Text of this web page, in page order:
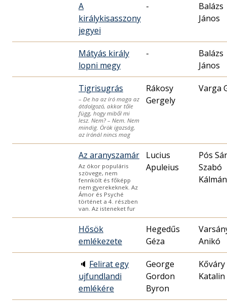
A
királykisasszony
jegyei
-
Balázs
János
Mátyás király
lopni megy
-
Balázs
János
Tigrisugrás
– De ha az író maga az
átdolgozó, akkor tőle
függ, hogy miből mi
lesz. Nem? – Nem. Nem
mindig. Örök igazság,
az írónál nincs mag
Rákosy
Gergely
Varga
Az aranyszamár
Az ókor populáris
szövege, nem
fennkölt és főképp
nem gyerekeknek. Az
Ámor és Psyché
történet a 4. részben
van. Az isteneket fur
Lucius
Pós
Szabó
Kálmán
Hősök
emlékezete
Hegedűs
Géza
Anikó
🔈 Felirat egy
ujfundlandi
emlékére
George
Gordon
Byron
Kőváry
Katalin